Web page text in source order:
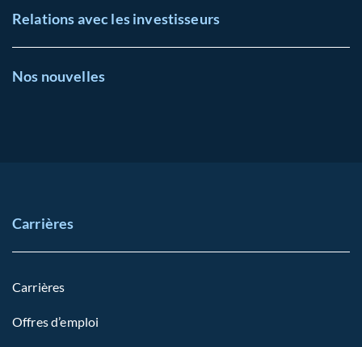
Relations avec les investisseurs
Nos nouvelles
Carrières
Carrières
Offres d’emploi